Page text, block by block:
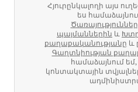
Հյուրընկալողի այս
ես
պայմաններին և
քաղաքականությանը և
Գաղտնիության
համաձայնում
կոնտակտային